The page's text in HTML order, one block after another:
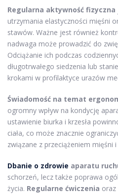
Regularna aktywność fizyczna
utrzymania elastyczności mięśni
stawów. Ważne jest również
nadwaga może prowadzić do
Odciążanie ich podczas
długotrwałego siedzenia lub
krokami w profilaktyce urazów
Świadomość na temat
ogromny wpływ na kondycję
ustawienie biurka i krzesła
ciała, co może znacznie
związane z przeciążeniem mięśni
Dbanie o zdrowie aparatu
schorzeń, lecz także poprawa
życia. Regularne ćwiczenia oraz